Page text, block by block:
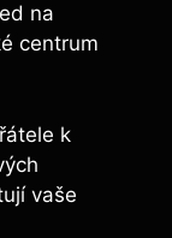
na
centrum
k
vaše